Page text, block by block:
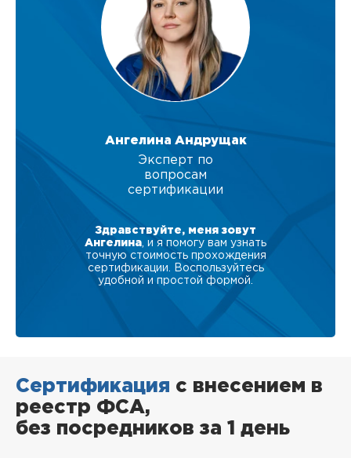
Ангелина Андрущак
Эксперт по
вопросам
сертификации
Здравствуйте, меня зовут
Ангелина , и я помогу вам узнать
точную стоимость прохождения
сертификации. Воспользуйтесь
удобной и простой формой.
Сертификация с внесением в
реестр ФСА,
без посредников за 1 день